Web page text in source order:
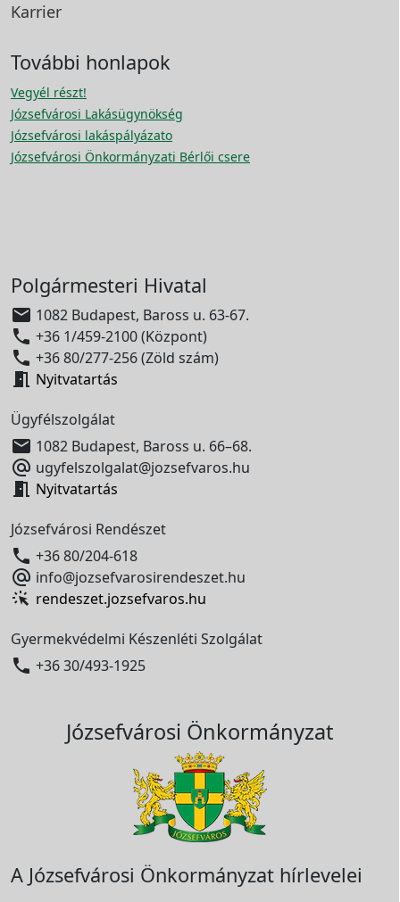
Karrier
További honlapok
Vegyél részt!
Józsefvárosi Lakásügynökség
Józsefvárosi lakáspályázato
Józsefvárosi Önkormányzati Bérlői csere
Polgármesteri Hivatal
 1082 Budapest, Baross u. 63-67.
 +36 1/459-2100 (Központ)
 +36 80/277-256 (Zöld szám)
 Nyitvatartás
Ügyfélszolgálat
 1082 Budapest, Baross u. 66–68.
 ugyfelszolgalat@jozsefvaros.hu
 Nyitvatartás
Józsefvárosi Rendészet
 +36 80/204-618
 info@jozsefvarosirendeszet.hu
rendeszet.jozsefvaros.hu
Gyermekvédelmi Készenléti Szolgálat
 +36 30/493-1925
Józsefvárosi Önkormányzat
A Józsefvárosi Önkormányzat hírlevelei